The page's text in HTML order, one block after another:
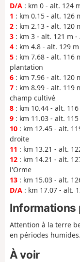
D/A : km 0 - alt. 124
1 : km 0.15 - alt. 126
2 : km 2.13 - alt. 120
3 : km 3 - alt. 121 m
4 : km 4.8 - alt. 129
5 : km 7.68 - alt. 116
plantation
6 : km 7.96 - alt. 120
7 : km 8.99 - alt. 119
champ cultivé
8 : km 10.44 - alt.
9 : km 11.03 - alt.
10 : km 12.45 - alt.
droite
11 : km 13.21 - alt.
12 : km 14.21 - alt.
l'Orme
13 : km 15.03 - alt.
D/A : km 17.07 - alt.
Informations
Attention à la terre
en périodes humides.
À voir